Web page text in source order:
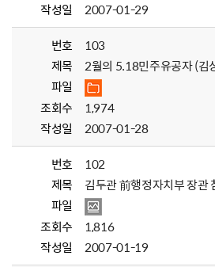
작성일
2007-01-29
번호
103
제목
2월의 5.18민주유공자 (김
파일
조회수
1,974
작성일
2007-01-28
번호
102
제목
김두관 前행정자치부 장관
파일
조회수
1,816
작성일
2007-01-19